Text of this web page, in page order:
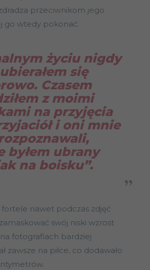
przeciwnikom jego
go wtedy pokonać.
życiu nigdy
się
Czasem
z moimi
na przyjęcia
i oni mnie
byłem ubrany
na boisku”.
fortele nawet podczas zdjęć
swój niski wzrost
fotografiach bardziej
zawsze na piłce, co dodawało